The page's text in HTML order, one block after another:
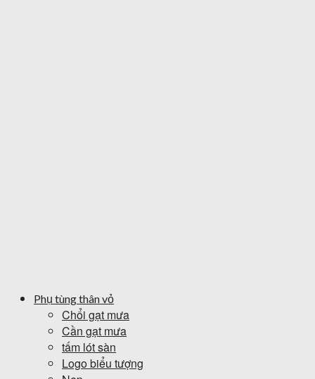
Phụ tùng thân vỏ
Chổi gạt mưa
Cần gạt mưa
tấm lót sàn
Logo biểu tượng